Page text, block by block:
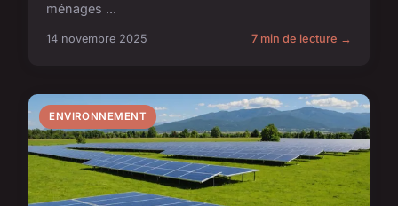
ménages ...
14 novembre 2025 7 min de lecture →
ENVIRONNEMENT